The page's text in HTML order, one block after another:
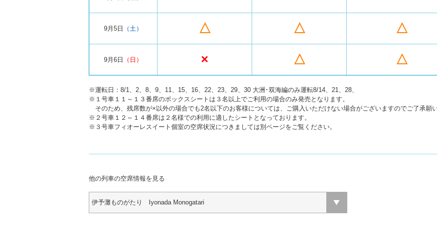
9月5日 （土） △ △ △
9月6日 （日） × △ △
※運転日：8/1、2、8、9、11、15、16、22、23、29、30 大洲･双海編のみ運転8/14、21、28、
※１号車１１～１３番席のボックスシートは３名以上でご利用の場合のみ発売となります。
そのため、残席数が×以外の場合でも2名以下のお客様については、ご購入いただけない場合がございますのでご了承願い
※２号車１２～１４番席は２名様での利用に適したシートとなっております。
※３号車フィオーレスイート個室の空席状況につきましては別ページをご覧ください。
他の列車の空席情報を見る
伊予灘ものがたり Iyonada Monogatari